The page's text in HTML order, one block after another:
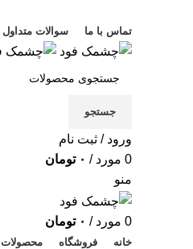
تماس با ما سوالات متداول
جستجو
ورود / ثبت نام
0 مورد / ۰ تومان
منو
0 مورد / ۰ تومان
خانه فروشگاه محصولات